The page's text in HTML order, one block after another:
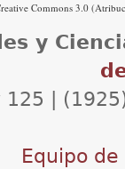
Commons 3.0
y
|
Equipo